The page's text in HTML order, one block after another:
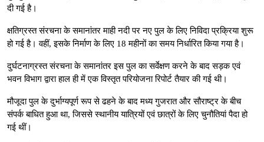
दी गई है।
क्षतिग्रस्त संरचना के समानांतर माही नदी पर नए पुल के लिए निविदा प्रक्रिया शुरू
हो गई है। वहीं, इसके निर्माण के लिए 18 महीनों का समय निर्धारित किया गया है।
दुर्घटनाग्रस्त संरचना के समानांतर इस पुल का सर्वेक्षण करने के बाद सड़क एवं
भवन विभाग द्वारा हाल ही में एक विस्तृत परियोजना रिपोर्ट तैयार की गई थी।
मौजूदा पुल के दुर्भाग्यपूर्ण रूप से ढहने के बाद मध्य गुजरात और सौराष्ट्र के बीच
संपर्क बाधित हुआ था, जिससे स्थानीय यात्रियों एवं छात्रों के लिए चुनौतियां पैदा हो
गई थीं।